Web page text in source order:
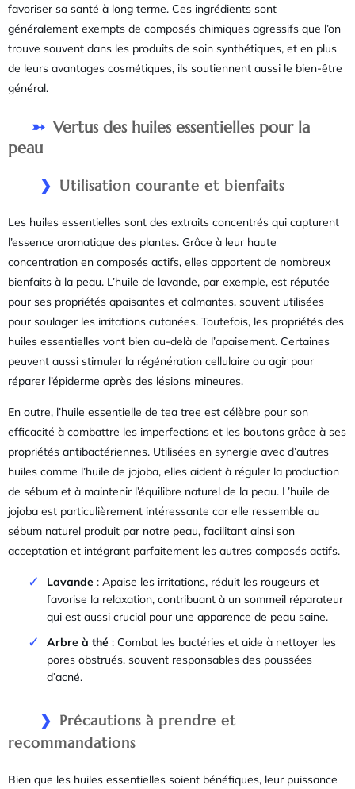
favoriser sa santé à long terme. Ces ingrédients sont
généralement exempts de composés chimiques agressifs que l’on
trouve souvent dans les produits de soin synthétiques, et en plus
de leurs avantages cosmétiques, ils soutiennent aussi le bien-être
général.
Vertus des huiles essentielles pour la
peau
Utilisation courante et bienfaits
Les huiles essentielles sont des extraits concentrés qui capturent
l’essence aromatique des plantes. Grâce à leur haute
concentration en composés actifs, elles apportent de nombreux
bienfaits à la peau. L’huile de lavande, par exemple, est réputée
pour ses propriétés apaisantes et calmantes, souvent utilisées
pour soulager les irritations cutanées. Toutefois, les propriétés des
huiles essentielles vont bien au-delà de l’apaisement. Certaines
peuvent aussi stimuler la régénération cellulaire ou agir pour
réparer l’épiderme après des lésions mineures.
En outre, l’huile essentielle de tea tree est célèbre pour son
efficacité à combattre les imperfections et les boutons grâce à ses
propriétés antibactériennes. Utilisées en synergie avec d’autres
huiles comme l’huile de jojoba, elles aident à réguler la production
de sébum et à maintenir l’équilibre naturel de la peau. L’huile de
jojoba est particulièrement intéressante car elle ressemble au
sébum naturel produit par notre peau, facilitant ainsi son
acceptation et intégrant parfaitement les autres composés actifs.
Lavande : Apaise les irritations, réduit les rougeurs et
favorise la relaxation, contribuant à un sommeil réparateur
qui est aussi crucial pour une apparence de peau saine.
Arbre à thé : Combat les bactéries et aide à nettoyer les
pores obstrués, souvent responsables des poussées
d’acné.
Précautions à prendre et
recommandations
Bien que les huiles essentielles soient bénéfiques, leur puissance